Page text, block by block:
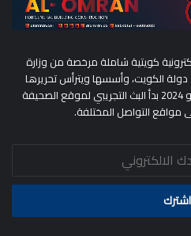
كويتية شاملة مرخصة من وزارة
دولة الكويت، وأسسها ويترأس تحريرها
الكاتب/ مطلق الحريجي ، وفي مايو 2024 بدأ البث التجريبي لموقع الصحيفة
مواقع التواصل المختلفة.